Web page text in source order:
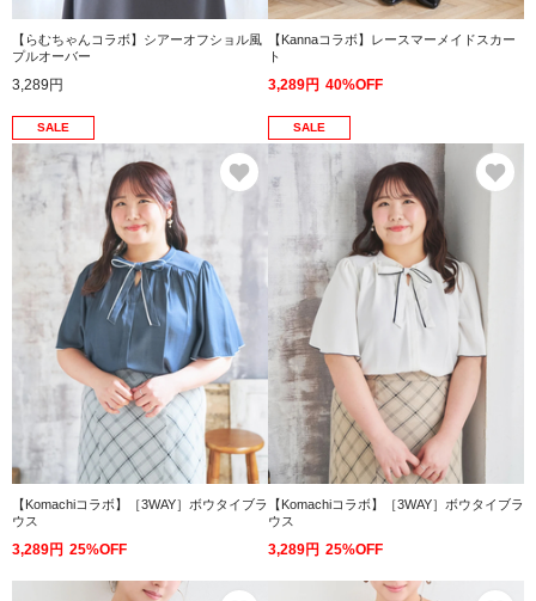
【らむちゃんコラボ】シアーオフショル風
プルオーバー
3,289円
【Kannaコラボ】レースマーメイドスカー
ト
3,289円 40%OFF
SALE
お気に入り
【Komachiコラボ】［3WAY］ボウタイブラ
ウス
3,289円 25%OFF
SALE
【Komachiコラボ】［3WAY］ボウタイブラ
ウス
3,289円 25%OFF